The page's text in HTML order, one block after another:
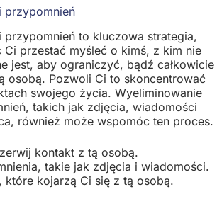
przypomnień
przypomnień to kluczowa strategia,
przestać myśleć o kimś, z kim nie
jest, aby ograniczyć, bądź całkowicie
osobą. Pozwoli Ci to skoncentrować
swojego życia. Wyeliminowanie
takich jak zdjęcia, wiadomości
również może wspomóc ten proces.
kontakt z tą osobą.
takie jak zdjęcia i wiadomości.
które kojarzą Ci się z tą osobą.